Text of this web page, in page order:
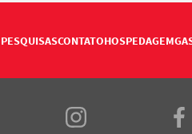
PESQUISASCONTATOHOSPEDAGEM